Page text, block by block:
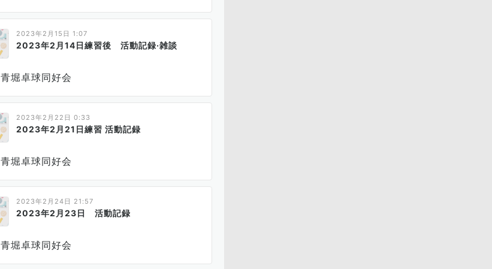
2023年2月15日 1:07
2023年2月14日練習後 活動記録·雑談
青堀卓球同好会
2023年2月22日 0:33
2023年2月21日練習 活動記録
青堀卓球同好会
2023年2月24日 21:57
2023年2月23日 活動記録
青堀卓球同好会